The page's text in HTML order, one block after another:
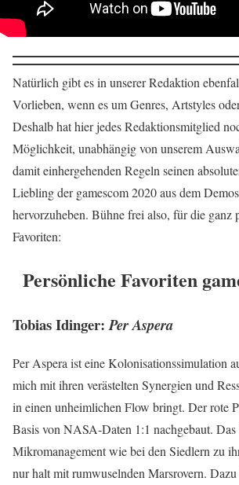
Natürlich gibt es in unserer Redaktion
Vorlieben, wenn es um Genres, Artstyles
Deshalb hat hier jedes Redaktionsmitglied
Möglichkeit, unabhängig von unserem
damit einhergehenden Regeln seinen
Liebling der gamescom 2020 aus dem
hervorzuheben. Bühne frei also, für die ganz
Favoriten:
Persönliche Favoriten
Tobias Idinger:Per Aspera
Per Aspera ist eine Kolonisationssimulation
mich mit ihren verästelten Synergien und
in einen unheimlichen Flow bringt. Der rote
Basis von NASA-Daten 1:1 nachgebaut. Das
Mikromanagement wie bei den Siedlern zu
nur halt mit rumwuselnden Marsrovern.